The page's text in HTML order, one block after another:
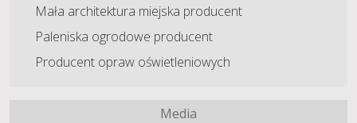
Mała architektura miejska producent
Paleniska ogrodowe producent
Producent opraw oświetleniowych
Media